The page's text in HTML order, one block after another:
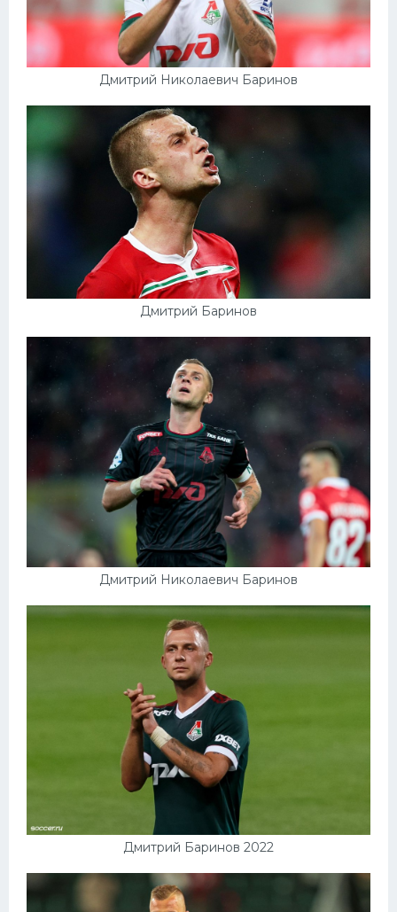
Дмитрий Николаевич Баринов
Дмитрий Баринов
Дмитрий Николаевич Баринов
Дмитрий Баринов 2022